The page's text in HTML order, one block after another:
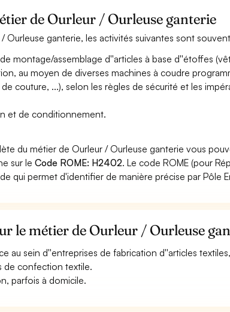
de Ourleur / Ourleuse ganterie
Ourleuse ganterie, les activités suivantes sont
montage/assemblage d''articles à base d''étoffes
au moyen de diverses machines à coudre
couture, ...), selon les règles de sécurité et les
et de conditionnement.
du métier de Ourleur / Ourleuse ganterie vous
sur leCode ROME: H2402. Le code ROME (pour
qui permet d'identifier de manière précise par Pôle
le métier de Ourleur / Ourleuse
au sein d''entreprises de fabrication d''articles
de confection textile.
parfois à domicile.